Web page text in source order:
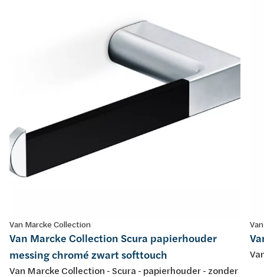
Van Marcke Collection
Van Marcke Collection Scura papierhouder
messing chromé zwart softtouch
Van Marcke Collection - Scura - papierhouder - zonder